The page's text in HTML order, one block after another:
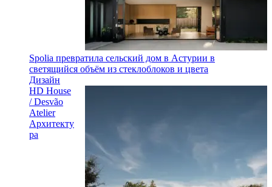
Spolia превратила сельский дом в Астурии в
светящийся объём из стеклоблоков и цвета
Дизайн
HD House
/ Desvão
Atelier
Архитекту
ра